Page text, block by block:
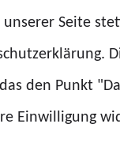
immer
Seite
den Punkt
Einwilligung